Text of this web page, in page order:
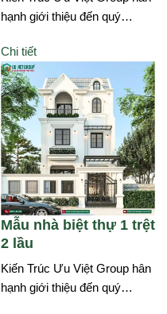
hạnh giới thiệu đến quý…
Chi tiết
Mẫu nhà biệt thự 1 trệt
2 lầu
Kiến Trúc Ưu Việt Group hân
hạnh giới thiệu đến quý…